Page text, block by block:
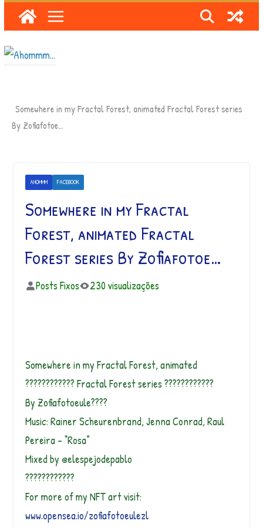
Skip
to
content
Somewhere in my Fractal Forest, animated Fractal Forest series
By Zofiafotoe…
AHOMMM FACEBOOK
Somewhere in my Fractal
Forest, animated Fractal
Forest series By Zofiafotoe…
Posts Fixos 230 visualizações
Somewhere in my Fractal Forest, animated
???????????? Fractal Forest series ????????????
By Zofiafotoeule????
Music: Rainer Scheurenbrand, Jenna Conrad, Raul
Pereira – “Rosa”
Mixed by @elespejodepablo
????????????
For more of my NFT art visit:
www.opensea.io/zofiafotoeulezl